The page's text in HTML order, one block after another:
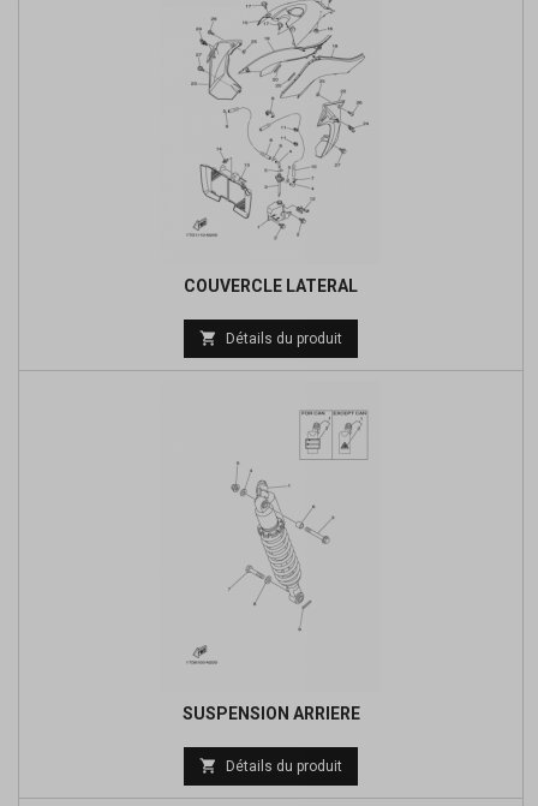
COUVERCLE LATERAL
Prix
de
 Détails du produit
SUSPENSION ARRIERE
Prix
de
 Détails du produit